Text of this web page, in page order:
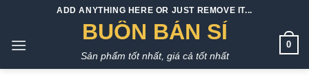
nội
ADD ANYTHING HERE OR JUST REMOVE IT...
BUÔN BÁN SỈ
Sản phẩm tốt nhất, giá cả tốt nhất
0